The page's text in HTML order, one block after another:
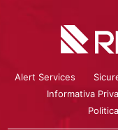
Alert Services
Informativa